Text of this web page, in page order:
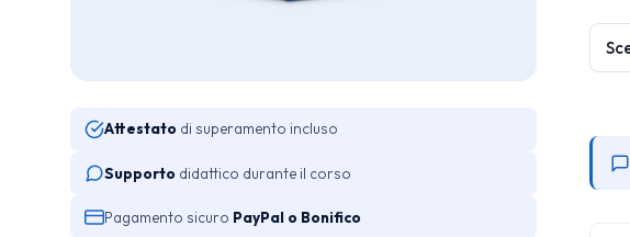
Attestato di superamento incluso
Supporto didattico durante il corso
Pagamento sicuro PayPal o Bonifico